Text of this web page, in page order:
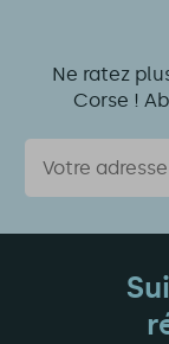
Ne ratez
Corse !
Courriel